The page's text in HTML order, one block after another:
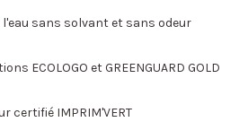
l'eau sans solvant et sans odeur
ECOLOGO et GREENGUARD GOLD
certifié IMPRIM'VERT